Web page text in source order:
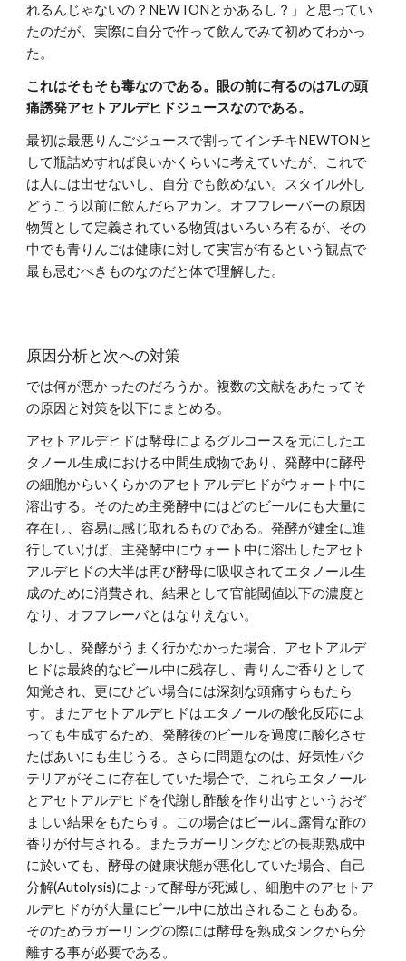
れるんじゃないの？NEWTONとかあるし？」と思ってい
たのだが、実際に自分で作って飲んでみて初めてわかっ
た。
これはそもそも毒なのである。眼の前に有るのは7Lの頭
痛誘発アセトアルデヒドジュースなのである。
最初は最悪りんごジュースで割ってインチキNEWTONと
して瓶詰めすれば良いかくらいに考えていたが、これで
は人には出せないし、自分でも飲めない。スタイル外し
どうこう以前に飲んだらアカン。オフフレーバーの原因
物質として定義されている物質はいろいろ有るが、その
中でも青りんごは健康に対して実害が有るという観点で
最も忌むべきものなのだと体で理解した。
原因分析と次への対策
では何が悪かったのだろうか。複数の文献をあたってそ
の原因と対策を以下にまとめる。
アセトアルデヒドは酵母によるグルコースを元にしたエ
タノール生成における中間生成物であり、発酵中に酵母
の細胞からいくらかのアセトアルデヒドがウォート中に
溶出する。そのため主発酵中にはどのビールにも大量に
存在し、容易に感じ取れるものである。発酵が健全に進
行していけば、主発酵中にウォート中に溶出したアセト
アルデヒドの大半は再び酵母に吸収されてエタノール生
成のために消費され、結果として官能閾値以下の濃度と
なり、オフフレーバとはなりえない。
しかし、発酵がうまく行かなかった場合、アセトアルデ
ヒドは最終的なビール中に残存し、青りんご香りとして
知覚され、更にひどい場合には深刻な頭痛すらもたら
す。またアセトアルデヒドはエタノールの酸化反応によ
っても生成するため、発酵後のビールを過度に酸化させ
たばあいにも生じうる。さらに問題なのは、好気性バク
テリアがそこに存在していた場合で、これらエタノール
とアセトアルデヒドを代謝し酢酸を作り出すというおぞ
ましい結果をもたらす。この場合はビールに露骨な酢の
香りが付与される。またラガーリングなどの長期熟成中
に於いても、酵母の健康状態が悪化していた場合、自己
分解(Autolysis)によって酵母が死滅し、細胞中のアセトア
ルデヒドがが大量にビール中に放出されることもある。
そのためラガーリングの際には酵母を熟成タンクから分
離する事が必要である。